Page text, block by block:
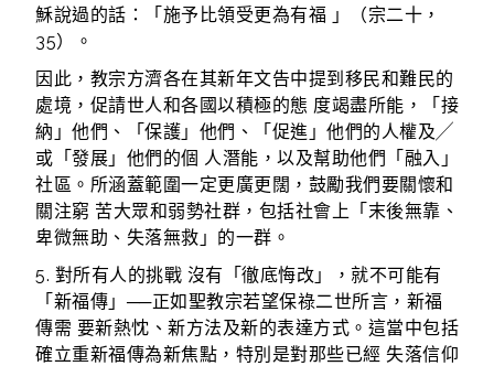
穌說過的話：「施予比領受更為有福 」（宗二十，
35）。
因此，教宗方濟各在其新年文告中提到移民和難民的
處境，促請世人和各國以積極的態 度竭盡所能，「接
納」他們、「保護」他們、「促進」他們的人權及╱
或「發展」他們的個 人潛能，以及幫助他們「融入」
社區。所涵蓋範圍一定更廣更闊，鼓勵我們要關懷和
關注窮 苦大眾和弱勢社群，包括社會上「末後無靠、
卑微無助、失落無救」的一群。
5. 對所有人的挑戰 沒有「徹底悔改」，就不可能有
「新福傳」──正如聖教宗若望保祿二世所言，新福
傳需 要新熱忱、新方法及新的表達方式。這當中包括
確立重新福傳為新焦點，特別是對那些已經 失落信仰